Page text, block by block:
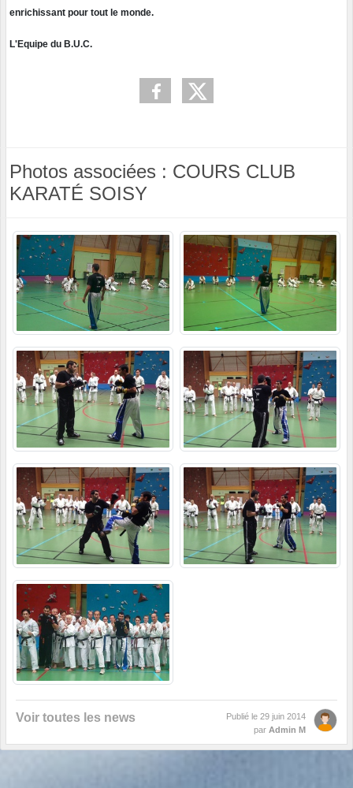
enrichissant pour tout le monde.
L'Equipe du B.U.C.
Photos associées : COURS CLUB
KARATÉ SOISY
Voir toutes les news Publié le 29 juin 2014
par Admin M